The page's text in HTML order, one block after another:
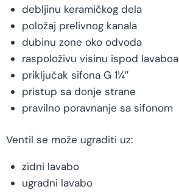
debljinu keramičkog dela
položaj prelivnog kanala
dubinu zone oko odvoda
raspoloživu visinu ispod lavaboa
priključak sifona G 1¼″
pristup sa donje strane
pravilno poravnanje sa sifonom
Ventil se može ugraditi uz:
zidni lavabo
ugradni lavabo